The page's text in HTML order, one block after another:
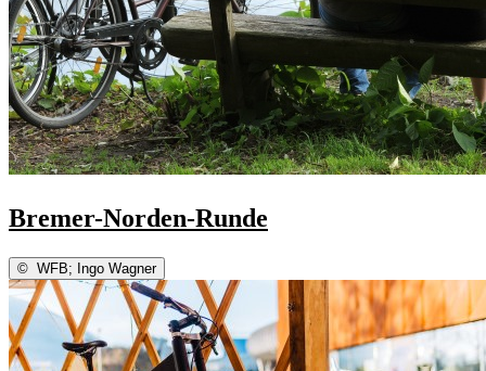
Bremer-Norden-Runde
© WFB; Ingo Wagner